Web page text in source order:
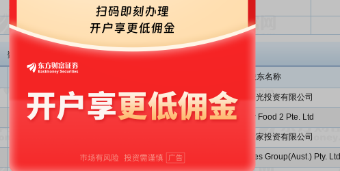
超额募集资金（实际募集资金-投资金额总计）
投资金额总计与实际募集资金总额比
数据来源: 招股意向书、申报稿
2018-12-31
7.4886 8.5186
5.2253 5.7049
2.6751
西麦食品主要股东
股东名称
1 桂林西麦阳光投资有限公司
2 Black River Food 2 Pte. Ltd
广西贺州世家投资有限公司
4 Seamild Enterprises Group(Aust.) Pty. Ltd